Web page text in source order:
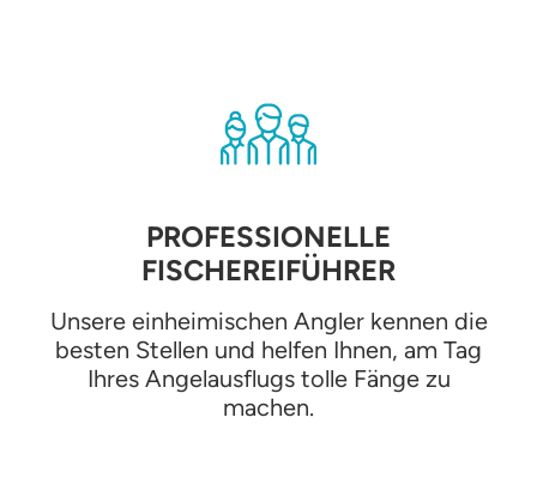
PROFESSIONELLE
FISCHEREIFÜHRER
Unsere einheimischen Angler kennen die
besten Stellen und helfen Ihnen, am Tag
Ihres Angelausflugs tolle Fänge zu
machen.